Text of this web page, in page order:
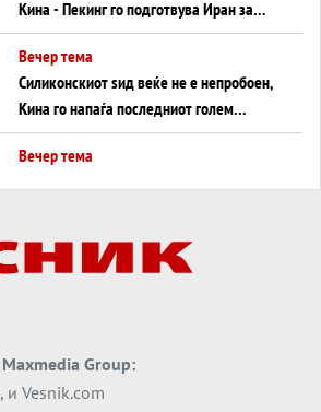
Кина - Пекинг го подготвува Иран за
американска копнена инвазија
Вечер тема
Силиконскиот ѕид веќе не е непробоен,
Кина го напаѓа последниот голем
монопол на Западот?
Вечер тема
Вечер тема
ДЛАБОКО УДОЛУ: Сметководствените
Вечер тема
АТОМСКО ДОМИНО НА БЛИСКИОТ
ИСТОК
Maxmedia Group:
, и Vesnik.com